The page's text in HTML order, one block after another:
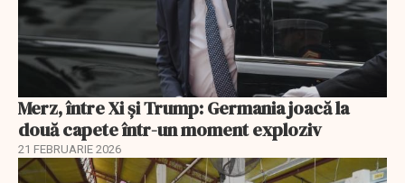
Merz, între Xi și Trump: Germania joacă la
două capete într-un moment exploziv
21 FEBRUARIE 2026